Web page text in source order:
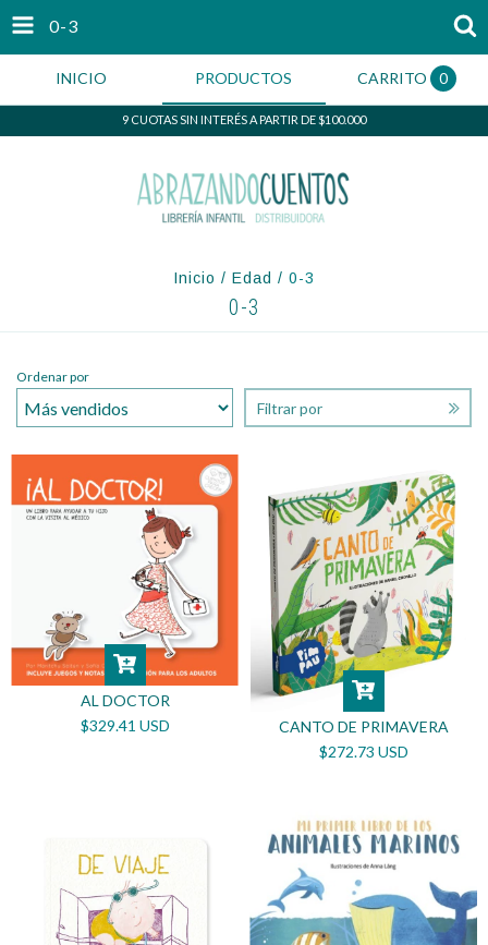
0-3
INICIO PRODUCTOS CARRITO 0
9 CUOTAS SIN INTERÉS A PARTIR DE $100.000
Inicio / Edad / 0-3
0-3
Ordenar por
Filtrar por
AL DOCTOR
$329.41 USD
CANTO DE PRIMAVERA
$272.73 USD